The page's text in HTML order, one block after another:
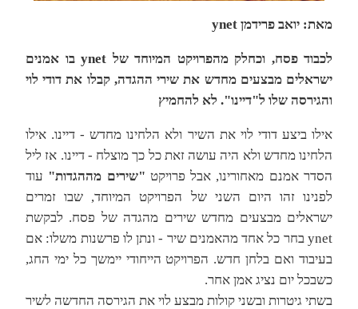
מאת: יואב פרידמן ynet
לכבוד פסח, וכחלק מהפרויקט המיוחד של ynet בו אמנים
ישראלים מבצעים מחדש את שירי ההגדה, קבלו את דודי לוי
והגירסה שלו ל"דיינו". לא להחמיץ
אילו ביצע דודי לוי את השיר ולא הלחינו מחדש - דיינו. אילו
הלחינו מחדש ולא היה עושה זאת כל כך מוצלח - דיינו. אז ליל
הסדר אמנם מאחורינו, אבל פרויקט "שירים מההגדות" עוד
לפנינו זהו היום השני של הפרויקט המיוחד, שבו זמרים
ישראלים מבצעים מחדש שירים מהגדה של פסח. לבקשת
ynet בחר כל אחד מהאמנים שיר - ונתן לו פרשנות משלו: אם
בעיבוד ואם בלחן חדש. הפרויקט הייחודי יימשך כל ימי החג,
כשבכל יום נציג אמן אחר.
בשתי גיטרות ובשני קולות מבצע לוי את הגירסה החדשה לשיר